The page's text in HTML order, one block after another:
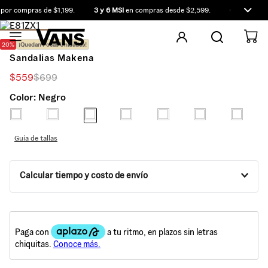
compras de $1,199. 3 y 6 MSIen compras desde $2,599. Compra
¡Quedan Pocas Unidades!
20%
Sandalias Makena
$559$699
Color: Negro
Guía de tallas
Calcular tiempo y costo de envío